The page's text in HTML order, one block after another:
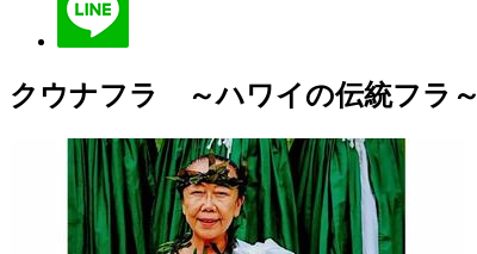
クウナフラ ～ハワイの伝統フラ～